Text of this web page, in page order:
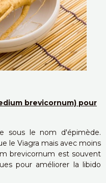
brevicornum) pour
sous le nom d'épimède.
le Viagra mais avec moins
brevicornum est souvent
pour améliorer la libido